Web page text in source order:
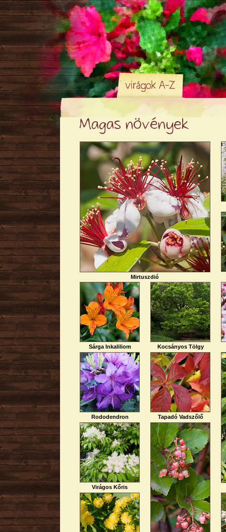
Magas növények
Sárga Inkaliliom Kocsányos Tölgy
Rododendron Tapadó Vadszőlő
Virágos Kőris
Mirtuszdió
Egynyári
Évelő
Hagyma/ Gumó
Örökzöld
Sziklakerti
Alacsony
Közepes
Magas
Tavaszi
Őszi
Kúszó
Mediterrán
Virágzó cserje
Talajtakaró
Árnyéktűrő
Szobanövény